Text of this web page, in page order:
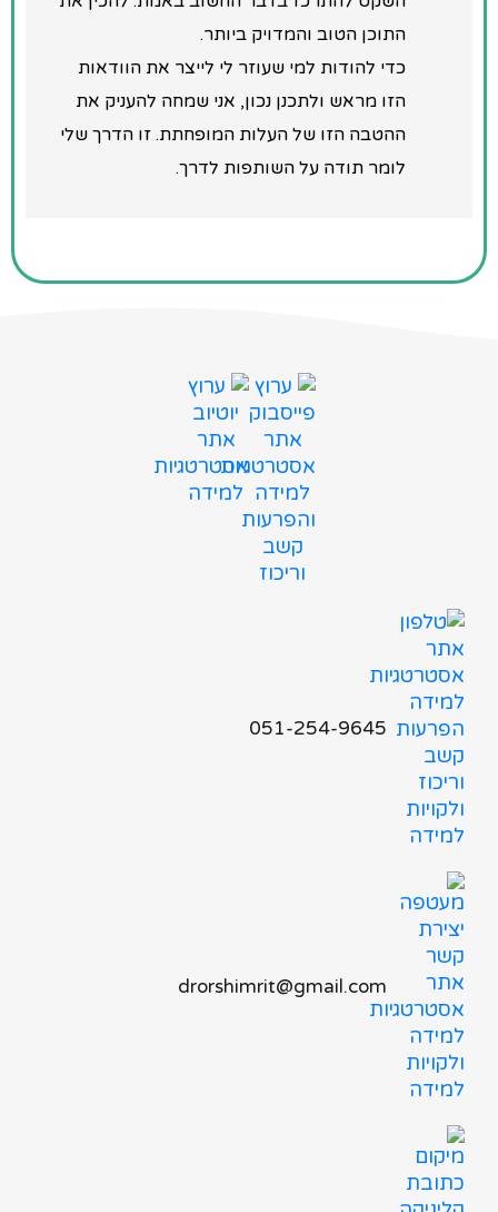
התוכן הטוב והמדויק ביותר.
כדי להודות למי שעוזר לי לייצר את הוודאות
הזו מראש ולתכנן נכון, אני שמחה להעניק את
ההטבה הזו של העלות המופחתת. זו הדרך שלי
לומר תודה על השותפות לדרך.
051-254-9645
drorshimrit@gmail.com​